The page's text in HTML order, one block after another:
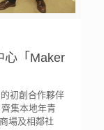
心「Maker
初創合作夥伴
集本地年青
場及相鄰社